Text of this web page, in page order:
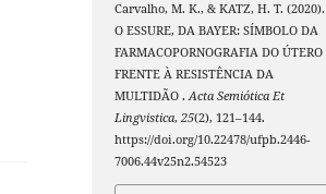
Carvalho, M. K., & KATZ, H. T. (2020).
O ESSURE, DA BAYER: SÍMBOLO DA
FARMACOPORNOGRAFIA DO ÚTERO
FRENTE À RESISTÊNCIA DA
MULTIDÃO .Acta Semiótica Et
Lingvistica,25(2), 121–144.
https://doi.org/10.22478/ufpb.2446-
7006.44v25n2.54523